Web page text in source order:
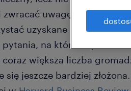
uwagę, jak często
uzyskane informacje,
pytania, na które
coraz większa liczba
się jeszcze bardziej